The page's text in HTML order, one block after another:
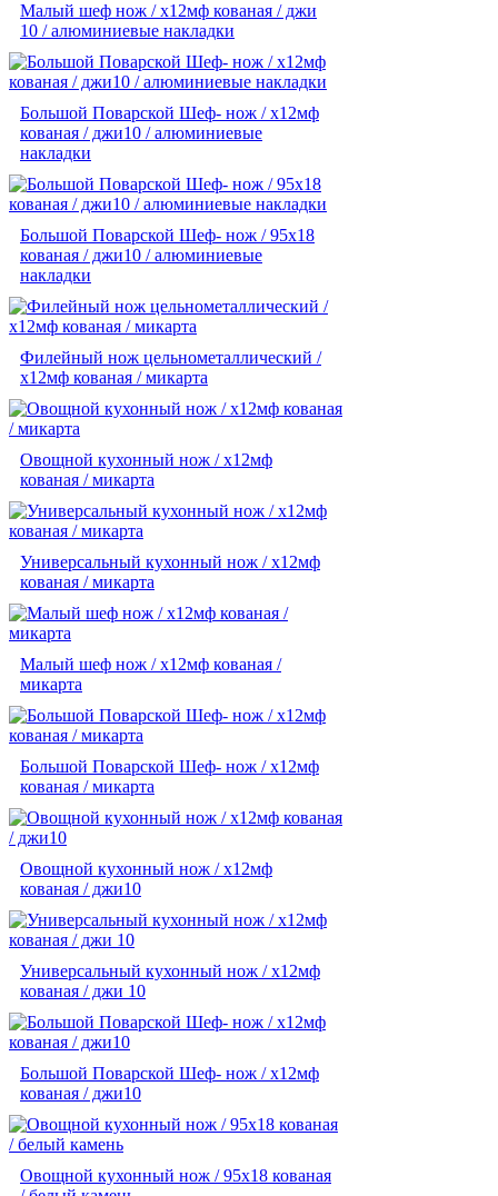
Малый шеф нож / х12мф кованая / джи
10 / алюминиевые накладки
Большой Поварской Шеф- нож / х12мф
кованая / джи10 / алюминиевые
накладки
Большой Поварской Шеф- нож / 95х18
кованая / джи10 / алюминиевые
накладки
Филейный нож цельнометаллический /
х12мф кованая / микарта
Овощной кухонный нож / х12мф
кованая / микарта
Универсальный кухонный нож / х12мф
кованая / микарта
Малый шеф нож / х12мф кованая /
микарта
Большой Поварской Шеф- нож / х12мф
кованая / микарта
Овощной кухонный нож / х12мф
кованая / джи10
Универсальный кухонный нож / х12мф
кованая / джи 10
Большой Поварской Шеф- нож / х12мф
кованая / джи10
Овощной кухонный нож / 95х18 кованая